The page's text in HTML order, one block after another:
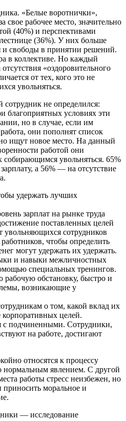
«Белые воротнички»,
свое рабочее место, значительно
(40%) и перспективами
(36%). У них больше
и свободы в принятии решений.
в коллективе. Но каждый
«оздоровительного
от тех, кого это не
увольняться.
не определился:
благоприятных условиях эти
но в случае, если им
они пополнят список
ищут новое место. На данный
работой они
увольняться. 65%
а 56% — на отсутствие
удержать лучших
зарплат на рынке труда
поставленных целей
сотрудников
чтобы определить
могут удержать их удержать.
и навыки межличностных
специальных тренингов.
обстановку, быстро и
возникающие у
о том, какой вклад их
корпоративных целей.
с подчиненными. Сотрудники,
на работе, достигают
относятся к процессу
нормальным явлением. С другой
работы стресс неизбежен, но
моральное и
— исследование